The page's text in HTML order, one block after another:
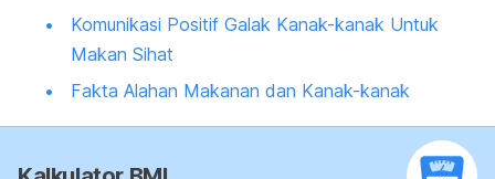
Komunikasi Positif Galak Kanak-kanak Untuk
Makan Sihat
Fakta Alahan Makanan dan Kanak-kanak